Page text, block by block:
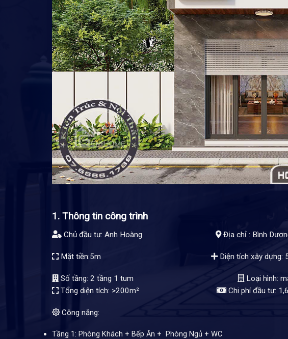
1. Thông tin công trình
Chủ đầu tư: Anh Hoàng Địa chỉ : Bình
Mặt tiền:5m Diện tích xây dựng:
Số tầng: 2 tầng 1 tum
Loại hình:
Tổng diện tích: >200m²
Chi phí đầu tư:
Công năng:
Tầng 1: Phòng Khách + Bếp Ăn + Phòng Ngủ + WC